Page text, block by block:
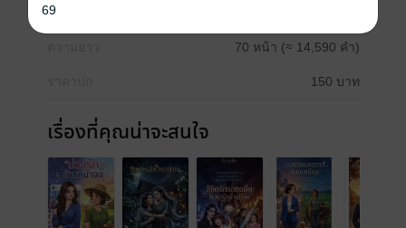
วันที่วางขาย
70 หน้า (≈ 14,590 คำ)
150 บาท
เรื่องที่คุณน่าจะสนใจ
69